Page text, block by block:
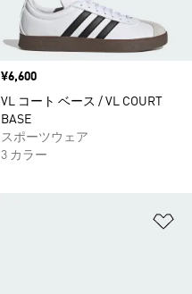
価格
¥6,600
VL コート ベース / VL COURT
BASE
スポーツウェア
3 カラー